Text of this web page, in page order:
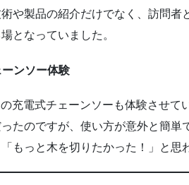
や製品の紹介だけでなく、訪問
となっていました。
ンソー体験
充電式チェーンソーも体験させて
たのですが、使い方が意外と簡
もっと木を切りたかった！」と思